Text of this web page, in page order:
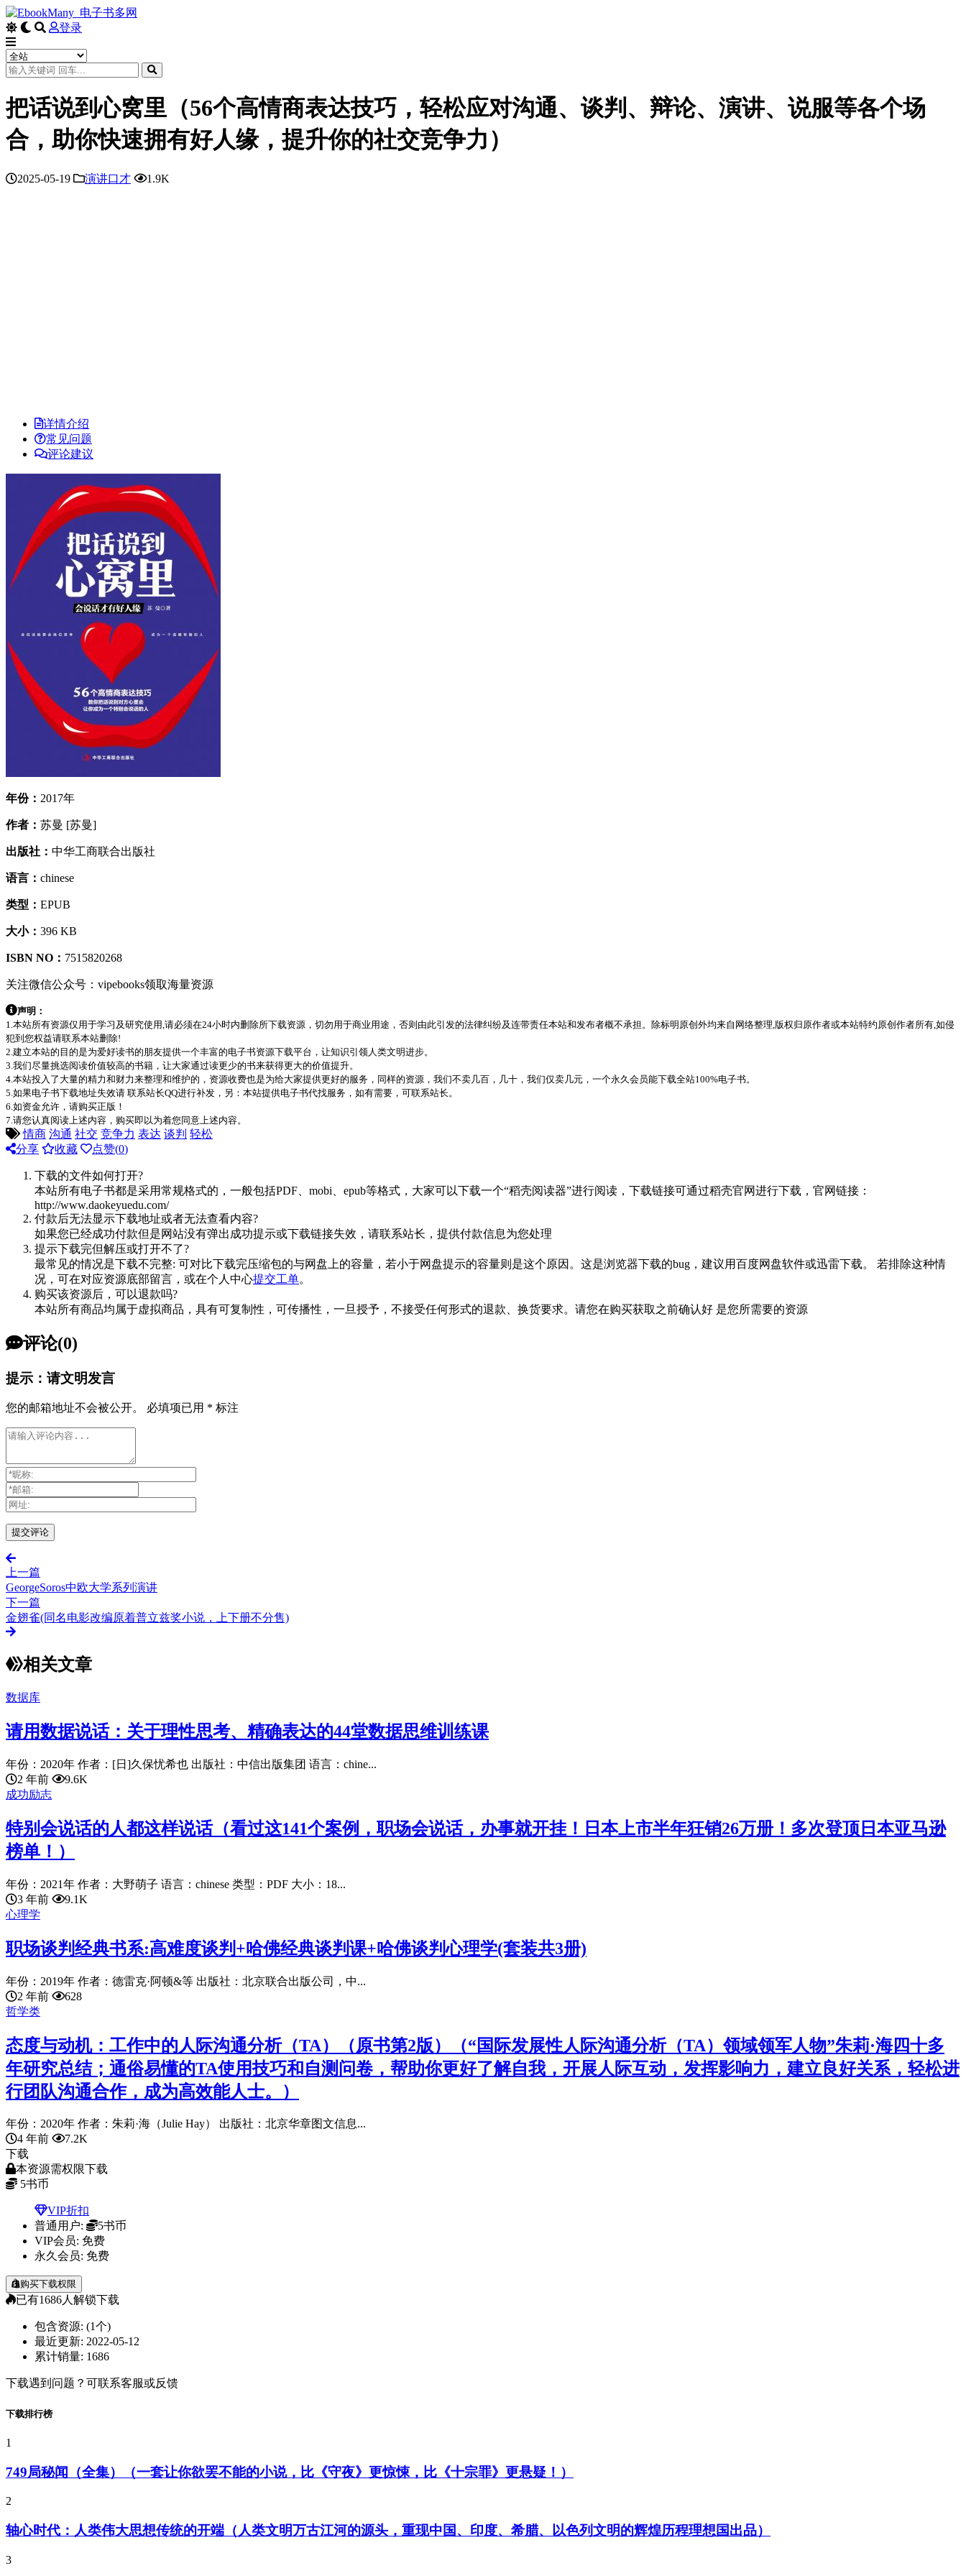
登录
把话说到心窝里（56个高情商表达技巧，轻松应对沟通、谈判、辩论、演讲、说服等各个场
合，助你快速拥有好人缘，提升你的社交竞争力）
2025-05-19 演讲口才 1.9K
详情介绍
常见问题
评论建议
年份： 2017年
作者： 苏曼 [苏曼]
出版社： 中华工商联合出版社
语言： chinese
类型： EPUB
大小： 396 KB
ISBN NO： 7515820268
关注微信公众号：vipebooks领取海量资源
声明：
1.本站所有资源仅用于学习及研究使用,请必须在24小时内删除所下载资源，切勿用于商业用途，否则由此引发的法律纠纷及连带责任本站和发布者概不承担。除标明原创外均来自网络整理,版权归原作者或本站特约原创作者所有,如侵
犯到您权益请联系本站删除!
2.建立本站的目的是为爱好读书的朋友提供一个丰富的电子书资源下载平台，让知识引领人类文明进步。
3.我们尽量挑选阅读价值较高的书籍，让大家通过读更少的书来获得更大的价值提升。
4.本站投入了大量的精力和财力来整理和维护的，资源收费也是为给大家提供更好的服务，同样的资源，我们不卖几百，几十，我们仅卖几元，一个永久会员能下载全站100%电子书。
5.如果电子书下载地址失效请 联系站长QQ进行补发，另：本站提供电子书代找服务，如有需要，可联系站长。
6.如资金允许，请购买正版！
7.请您认真阅读上述内容，购买即以为着您同意上述内容。
情商 沟通 社交 竞争力 表达 谈判 轻松
分享
收藏 点赞(0)
下载的文件如何打开?
本站所有电子书都是采用常规格式的，一般包括PDF、mobi、epub等格式，大家可以下载一个“稻壳阅读器”进行阅读，下载链接可通过稻壳官网进行下载，官网链接：
http://www.daokeyuedu.com/
付款后无法显示下载地址或者无法查看内容?
如果您已经成功付款但是网站没有弹出成功提示或下载链接失效，请联系站长，提供付款信息为您处理
提示下载完但解压或打开不了?
最常见的情况是下载不完整: 可对比下载完压缩包的与网盘上的容量，若小于网盘提示的容量则是这个原因。这是浏览器下载的bug，建议用百度网盘软件或迅雷下载。 若排除这种情
况，可在对应资源底部留言，或在个人中心提交工单。
购买该资源后，可以退款吗?
本站所有商品均属于虚拟商品，具有可复制性，可传播性，一旦授予，不接受任何形式的退款、换货要求。请您在购买获取之前确认好 是您所需要的资源
评论(0)
提示：请文明发言
您的邮箱地址不会被公开。 必填项已用 * 标注
上一篇
GeorgeSoros中欧大学系列演讲
下一篇
金翅雀(同名电影改编原着普立兹奖小说，上下册不分售)
相关文章
数据库
请用数据说话：关于理性思考、精确表达的44堂数据思维训练课
年份：2020年 作者：[日]久保忧希也 出版社：中信出版集团 语言：chine...
2 年前
9.6K
成功励志
特别会说话的人都这样说话（看过这141个案例，职场会说话，办事就开挂！日本上市半年狂销26万册！多次登顶日本亚马逊
榜单！）
年份：2021年 作者：大野萌子 语言：chinese 类型：PDF 大小：18...
3 年前
9.1K
心理学
职场谈判经典书系:高难度谈判+哈佛经典谈判课+哈佛谈判心理学(套装共3册)
年份：2019年 作者：德雷克·阿顿&等 出版社：北京联合出版公司，中...
2 年前
628
哲学类
态度与动机：工作中的人际沟通分析（TA）（原书第2版）（“国际发展性人际沟通分析（TA）领域领军人物”朱莉·海四十多
年研究总结；通俗易懂的TA使用技巧和自测问卷，帮助你更好了解自我，开展人际互动，发挥影响力，建立良好关系，轻松进
行团队沟通合作，成为高效能人士。）
年份：2020年 作者：朱莉·海（Julie Hay） 出版社：北京华章图文信息...
4 年前
7.2K
下载
本资源需权限下载
5书币
VIP折扣
普通用户:
5书币
VIP会员: 免费
永久会员: 免费
购买下载权限
已有1686人解锁下载
包含资源: (1个)
最近更新: 2022-05-12
累计销量: 1686
下载遇到问题？可联系客服或反馈
下载排行榜
1
749局秘闻（全集）（一套让你欲罢不能的小说，比《守夜》更惊悚，比《十宗罪》更悬疑！）
2
轴心时代：人类伟大思想传统的开端（人类文明万古江河的源头，重现中国、印度、希腊、以色列文明的辉煌历程理想国出品）
3